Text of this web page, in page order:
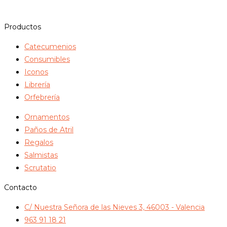
Productos
Catecumenios
Consumibles
Iconos
Librería
Orfebrería
Ornamentos
Paños de Atril
Regalos
Salmistas
Scrutatio
Contacto
C/ Nuestra Señora de las Nieves 3, 46003 - Valencia
963 91 18 21